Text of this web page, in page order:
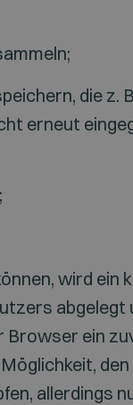
die z.
erneut
wird ein
abgelegt
Browser ein
allerdings